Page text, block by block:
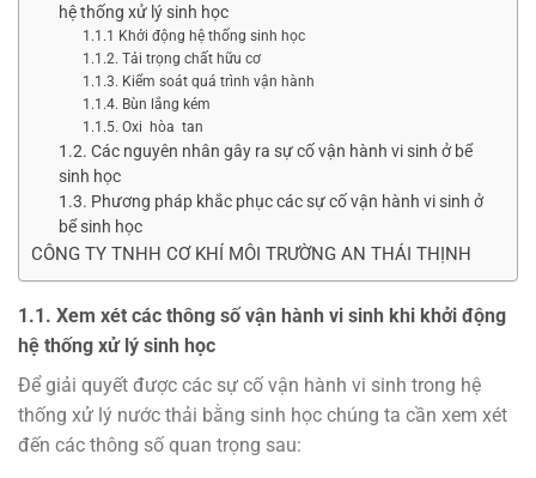
hệ thống xử lý sinh học
1.1.1 Khởi động hệ thống sinh học
1.1.2. Tải trọng chất hữu cơ
1.1.3. Kiểm soát quá trình vận hành
1.1.4. Bùn lắng kém
1.1.5. Oxi hòa tan
1.2. Các nguyên nhân gây ra sự cố vận hành vi sinh ở bể
sinh học
1.3. Phương pháp khắc phục các sự cố vận hành vi sinh ở
bể sinh học
CÔNG TY TNHH CƠ KHÍ MÔI TRƯỜNG AN THÁI THỊNH
1.1. Xem xét các thông số vận hành vi sinh khi khởi động
hệ thống xử lý sinh học
Để giải quyết được các sự cố vận hành vi sinh trong hệ
thống xử lý nước thải bằng sinh học chúng ta cần xem xét
đến các thông số quan trọng sau: